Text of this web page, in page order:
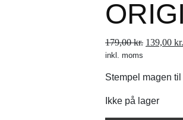
179,00kr. Den
var:
179,00 kr..
139,00 kr.
inkl. moms
Stempel magen
Ikke på lager